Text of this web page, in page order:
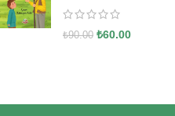
₺90.00 ₺60.00